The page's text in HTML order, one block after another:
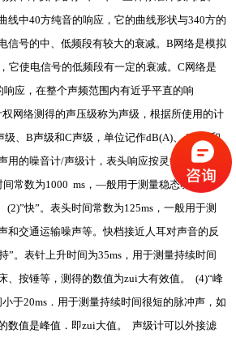
线中40方纯音的响应，它的曲线形状与340方的
信号的中、低频段有较大的衰减。B网络是模拟
它使电信号的低频段有一定的衰减。C网络是
应，在整个声频范围内有近乎平直的响
网络测得的声压级称为声级，根据所使用的计
级、B声级和C声级，单位记作dB(A)、dB(B)和
用的噪音计/声级计，表头响应按灵敏度可分为
间常数为1000 ms，―般用于测量稳态噪声，
快”。表头时间常数为125ms，一般用于测
和交通运输噪声等。快档接近人耳对声音的反
”。表针上升时间为35ms，用于测量持续时间
、按锤等，测得的数值为zui大有效值。 (4)“峰
于20ms．用于测量持续时间很短的脉冲声，如
数值是峰值．即zui大值。 声级计可以外接滤